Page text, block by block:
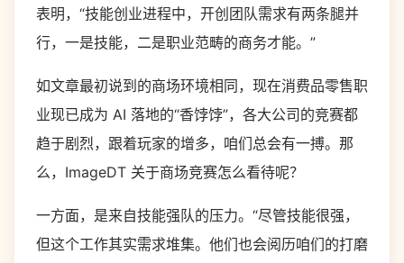
表明，“技能创业进程中，开创团队需求有两条腿并
行，一是技能，二是职业范畴的商务才能。”
如文章最初说到的商场环境相同，现在消费品零售职
业现已成为 AI 落地的“香饽饽”，各大公司的竞赛都
趋于剧烈，跟着玩家的增多，咱们总会有一搏。那
么，ImageDT 关于商场竞赛怎么看待呢？
一方面，是来自技能强队的压力。“尽管技能很强，
但这个工作其实需求堆集。他们也会阅历咱们的打磨